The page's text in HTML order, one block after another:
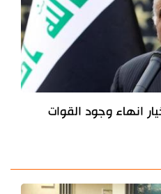
انهاء وجود القوات